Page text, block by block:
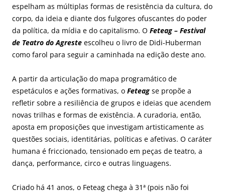
espelham as múltiplas formas de resistência da cultura, do
corpo, da ideia e diante dos fulgores ofuscantes do poder
da política, da mídia e do capitalismo. O Feteag – Festival
de Teatro do Agreste escolheu o livro de Didi-Huberman
como farol para seguir a caminhada na edição deste ano.
A partir da articulação do mapa programático de
espetáculos e ações formativas, o Feteag se propõe a
refletir sobre a resiliência de grupos e ideias que acendem
novas trilhas e formas de existência. A curadoria, então,
aposta em proposições que investigam artisticamente as
questões sociais, identitárias, políticas e afetivas. O caráter
humana é friccionado, tensionado em peças de teatro, a
dança, performance, circo e outras linguagens.
Criado há 41 anos, o Feteag chega à 31ª (pois não foi